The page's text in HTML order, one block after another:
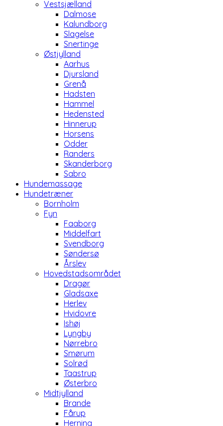
Vestsjælland
Dalmose
Kalundborg
Slagelse
Snertinge
Østjylland
Aarhus
Djursland
Grenå
Hadsten
Hammel
Hedensted
Hinnerup
Horsens
Odder
Randers
Skanderborg
Sabro
Hundemassage
Hundetræner
Bornholm
Fyn
Faaborg
Middelfart
Svendborg
Søndersø
Årslev
Hovedstadsområdet
Dragør
Gladsaxe
Herlev
Hvidovre
Ishøj
Lyngby
Nørrebro
Smørum
Solrød
Taastrup
Østerbro
Midtjylland
Brande
Fårup
Herning